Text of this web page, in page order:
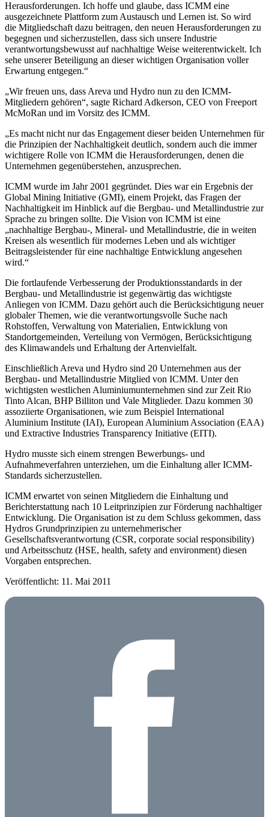
Herausforderungen. Ich hoffe und glaube, dass ICMM eine
ausgezeichnete Plattform zum Austausch und Lernen ist. So wird
die Mitgliedschaft dazu beitragen, den neuen Herausforderungen zu
begegnen und sicherzustellen, dass sich unsere Industrie
verantwortungsbewusst auf nachhaltige Weise weiterentwickelt. Ich
sehe unserer Beteiligung an dieser wichtigen Organisation voller
Erwartung entgegen.“
„Wir freuen uns, dass Areva und Hydro nun zu den ICMM-
Mitgliedern gehören“, sagte Richard Adkerson, CEO von Freeport
McMoRan und im Vorsitz des ICMM.
„Es macht nicht nur das Engagement dieser beiden Unternehmen für
die Prinzipien der Nachhaltigkeit deutlich, sondern auch die immer
wichtigere Rolle von ICMM die Herausforderungen, denen die
Unternehmen gegenüberstehen, anzusprechen.
ICMM wurde im Jahr 2001 gegründet. Dies war ein Ergebnis der
Global Mining Initiative (GMI), einem Projekt, das Fragen der
Nachhaltigkeit im Hinblick auf die Bergbau- und Metallindustrie zur
Sprache zu bringen sollte. Die Vision von ICMM ist eine
„nachhaltige Bergbau-, Mineral- und Metallindustrie, die in weiten
Kreisen als wesentlich für modernes Leben und als wichtiger
Beitragsleistender für eine nachhaltige Entwicklung angesehen
wird.“
Die fortlaufende Verbesserung der Produktionsstandards in der
Bergbau- und Metallindustrie ist gegenwärtig das wichtigste
Anliegen von ICMM. Dazu gehört auch die Berücksichtigung neuer
globaler Themen, wie die verantwortungsvolle Suche nach
Rohstoffen, Verwaltung von Materialien, Entwicklung von
Standortgemeinden, Verteilung von Vermögen, Berücksichtigung
des Klimawandels und Erhaltung der Artenvielfalt.
Einschließlich Areva und Hydro sind 20 Unternehmen aus der
Bergbau- und Metallindustrie Mitglied von ICMM. Unter den
wichtigsten westlichen Aluminiumunternehmen sind zur Zeit Rio
Tinto Alcan, BHP Billiton und Vale Mitglieder. Dazu kommen 30
assoziierte Organisationen, wie zum Beispiel International
Aluminium Institute (IAI), European Aluminium Association (EAA)
und Extractive Industries Transparency Initiative (EITI).
Hydro musste sich einem strengen Bewerbungs- und
Aufnahmeverfahren unterziehen, um die Einhaltung aller ICMM-
Standards sicherzustellen.
ICMM erwartet von seinen Mitgliedern die Einhaltung und
Berichterstattung nach 10 Leitprinzipien zur Förderung nachhaltiger
Entwicklung. Die Organisation ist zu dem Schluss gekommen, dass
Hydros Grundprinzipien zu unternehmerischer
Gesellschaftsverantwortung (CSR, corporate social responsibility)
und Arbeitsschutz (HSE, health, safety and environment) diesen
Vorgaben entsprechen.
Veröffentlicht: 11. Mai 2011